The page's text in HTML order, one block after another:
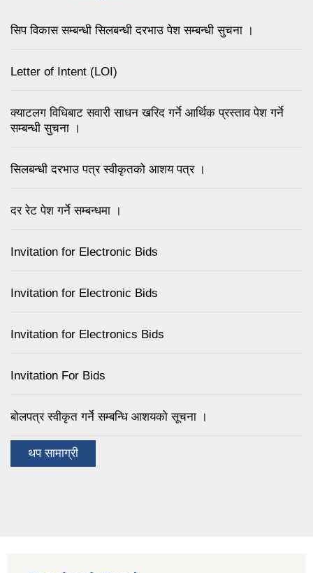
सिप विकास सम्बन्धी सिलबन्धी दरभाउ पेश सम्बन्धी सुचना ।
Letter of Intent (LOI)
क्याटलग विधिबाट सवारी साधन खरिद गर्ने आर्थिक प्रस्ताव पेश गर्ने
सम्बन्धी सुचना ।
सिलबन्धी दरभाउ पत्र स्वीकृतको आशय पत्र ।
दर रेट पेश गर्ने सम्बन्धमा ।
Invitation for Electronic Bids
Invitation for Electronic Bids
Invitation for Electronics Bids
Invitation For Bids
बोलपत्र स्वीकृत गर्ने सम्बन्धि आशयको सूचना ।
थप सामाग्री